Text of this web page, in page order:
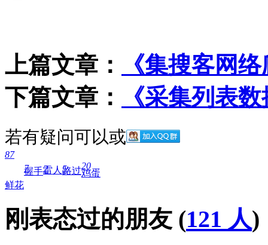
上篇文章：
《集搜客网
下篇文章：
《采集列表
若有疑问可以或
87
鲜花
7
握手2
雷人 5
路过20
鸡蛋
刚表态过的朋友 (121 人)